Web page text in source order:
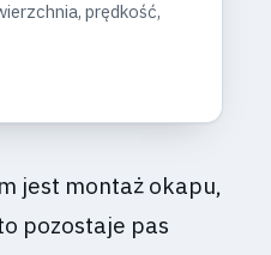
prędkość,
jest montaż okapu,
pozostaje pas